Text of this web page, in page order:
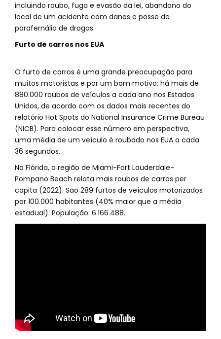
incluindo roubo, fuga e evasão da lei, abandono do
local de um acidente com danos e posse de
parafernália de drogas.
Furto de carros nos EUA
O furto de carros é uma grande preocupação para
muitos motoristas e por um bom motivo: há mais de
880.000 roubos de veículos a cada ano nos Estados
Unidos, de acordo com os dados mais recentes do
relatório Hot Spots do National Insurance Crime Bureau
(NICB). Para colocar esse número em perspectiva,
uma média de um veículo é roubado nos EUA a cada
36 segundos.
Na Flórida, a região de Miami-Fort Lauderdale-
Pompano Beach relata mais roubos de carros per
capita (2022). São 289 furtos de veículos motorizados
por 100.000 habitantes (40% maior que a média
estadual). População: 6.166.488.